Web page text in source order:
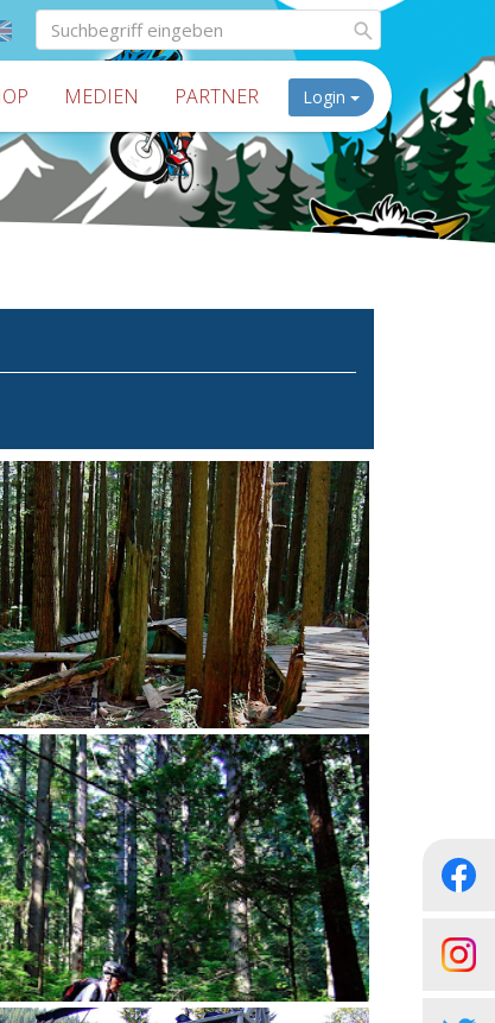
MEDIEN PARTNER Login